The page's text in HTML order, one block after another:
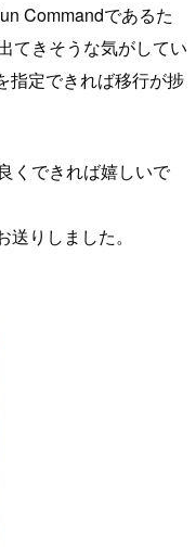
Commandであるた
てきそうな気がしてい
指定できれば移行が捗
くできれば嬉しいで
送りしました。